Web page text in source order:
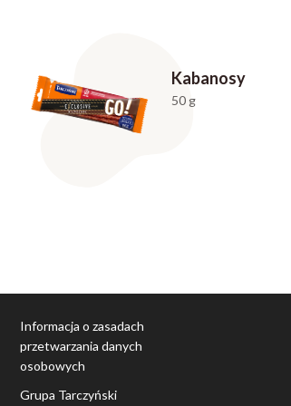
Kabanosy
50 g
Informacja o zasadach
przetwarzania danych
osobowych
Grupa Tarczyński